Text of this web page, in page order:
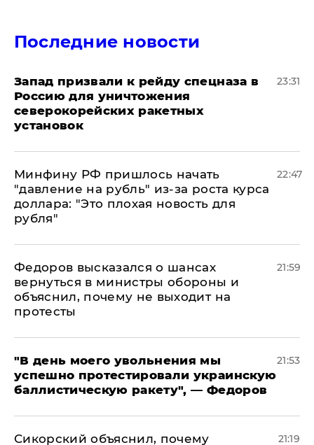
Последние новости
Запад призвали к рейду спецназа в
Россию для уничтожения
северокорейских ракетных
установок
23:31
Минфину РФ пришлось начать
"давление на рубль" из-за роста курса
доллара: "Это плохая новость для
рубля"
22:47
Федоров высказался о шансах
вернуться в министры обороны и
объяснил, почему не выходит на
протесты
21:59
​"В день моего увольнения мы
успешно протестировали украинскую
баллистическую ракету", — Федоров
21:53
Сикорский объяснил, почему 21:19